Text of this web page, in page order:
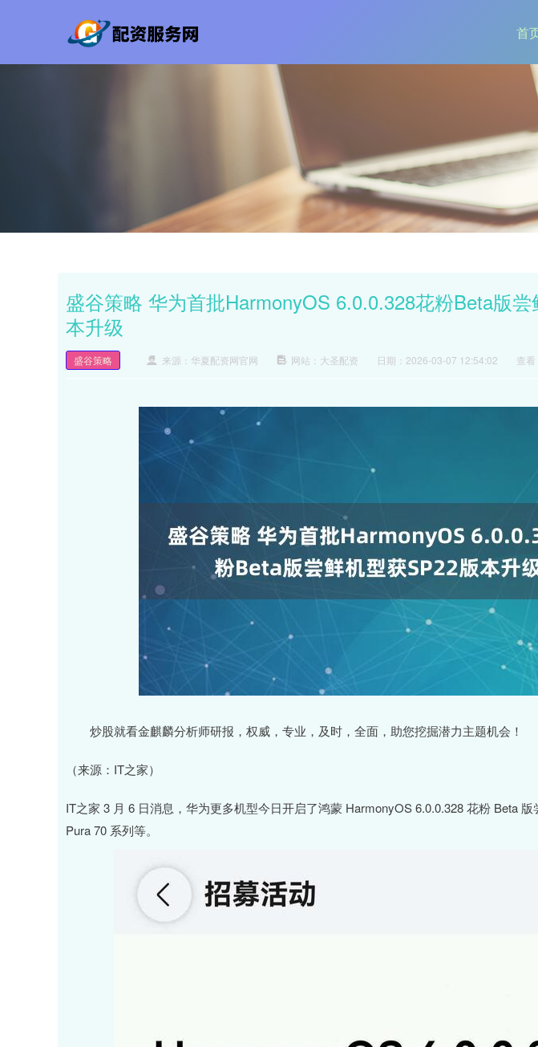
首
盛谷策略 华为首批HarmonyOS 6.0.0.328花粉Beta版
本升级
盛谷策略 来源：华夏配资网官网 网站：大圣配资 日期：2026-03-07 12:54:02 查
炒股就看金麒麟分析师研报，权威，专业，及时，全面，助您挖掘潜力主题机会！
（来源：IT之家）
IT之家 3 月 6 日消息，华为更多机型今日开启了鸿蒙 HarmonyOS 6.0.0.328 花粉 Beta 版
Pura 70 系列等。